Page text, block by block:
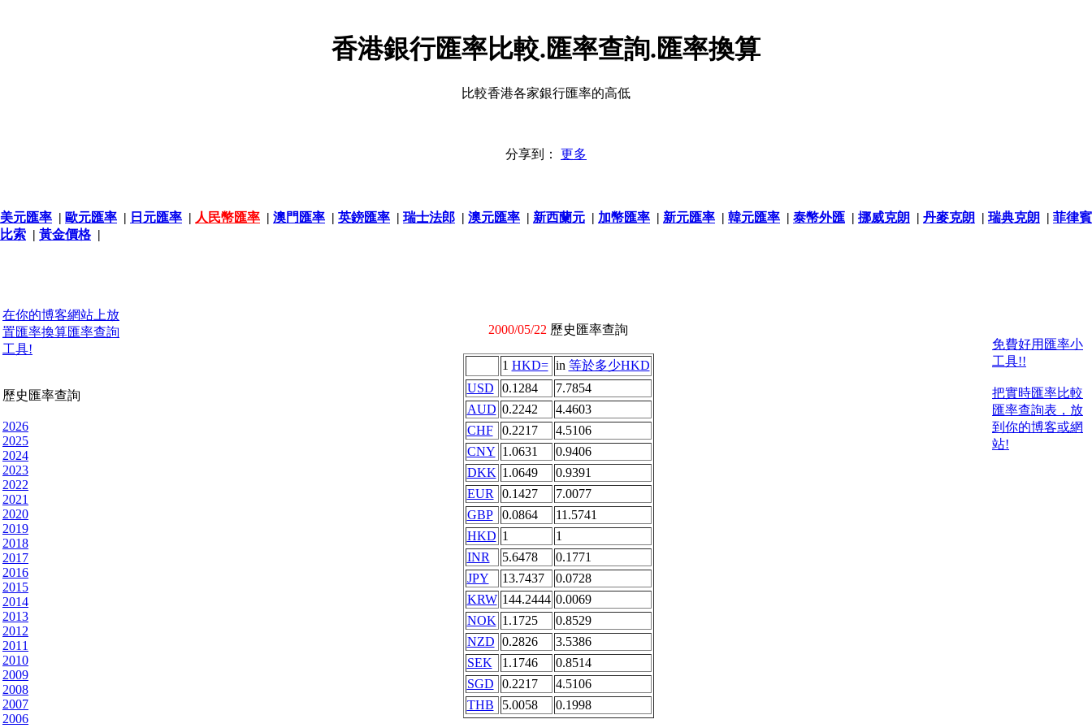
香港銀行匯率比較.匯率查詢.匯率換算
比較香港各家銀行匯率的高低
分享到： 更多
美元匯率 | 歐元匯率 | 日元匯率 | 人民幣匯率 | 澳門匯率 | 英鎊匯率 | 瑞士法郎 | 澳元匯率 | 新西蘭元 | 加幣匯率 | 新元匯率 | 韓元匯率 | 泰幣外匯 | 挪威克朗 | 丹麥克朗 | 瑞典克朗 | 菲律賓
比索 | 黃金價格|
在你的博客網站上放
置匯率換算匯率查詢
工具!
歷史匯率查詢
2026
2025
2024
2023
2022
2021
2020
2019
2018
2017
2016
2015
2014
2013
2012
2011
2010
2009
2008
2007
2006
2000/05/22 歷史匯率查詢
1 HKD= in 等於多少HKD
USD
0.1284
7.7854
AUD 0.2242
4.4603
CHF
0.2217
4.5106
CNY 1.0631
0.9406
DKK 1.0649
0.9391
EUR
0.1427
7.0077
GBP
0.0864
11.5741
HKD 1
1
INR
5.6478
0.1771
JPY
13.7437
0.0728
KRW 144.2444 0.0069
NOK 1.1725
0.8529
NZD 0.2826
3.5386
SEK
1.1746
0.8514
SGD
0.2217
4.5106
THB
5.0058 0.1998
免費好用匯率小
工具!!
把實時匯率比較
匯率查詢表，放
到你的博客或網
站!